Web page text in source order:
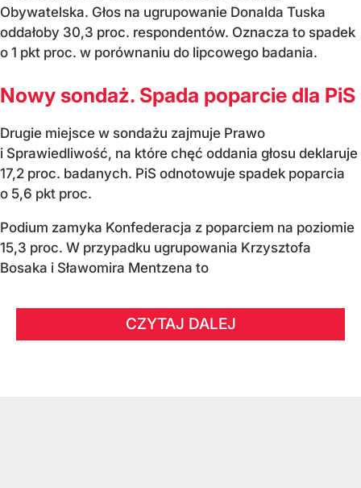
Obywatelska. Głos na ugrupowanie Donalda Tuska
oddałoby 30,3 proc. respondentów. Oznacza to spadek
o 1 pkt proc. w porównaniu do lipcowego badania.
Nowy sondaż. Spada poparcie dla PiS
Drugie miejsce w sondażu zajmuje Prawo
i Sprawiedliwość, na które chęć oddania głosu deklaruje
17,2 proc. badanych. PiS odnotowuje spadek poparcia
o 5,6 pkt proc.
Podium zamyka Konfederacja z poparciem na poziomie
15,3 proc. W przypadku ugrupowania Krzysztofa
Bosaka i Sławomira Mentzena to
CZYTAJ DALEJ